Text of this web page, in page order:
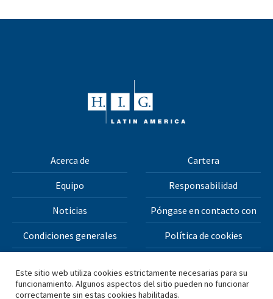
Acerca de Cartera
Equipo Responsabilidad
Noticias Póngase en contacto con
Condiciones generales Política de cookies
Este sitio web utiliza cookies estrictamente necesarias para su
funcionamiento. Algunos aspectos del sitio pueden no funcionar
correctamente sin estas cookies habilitadas.